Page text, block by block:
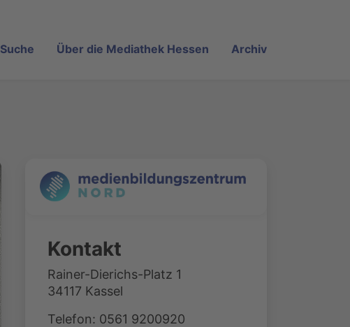
Suche Über die Mediathek Hessen Archiv
Kontakt
Rainer-Dierichs-Platz 1
34117 Kassel
Telefon: 0561 9200920